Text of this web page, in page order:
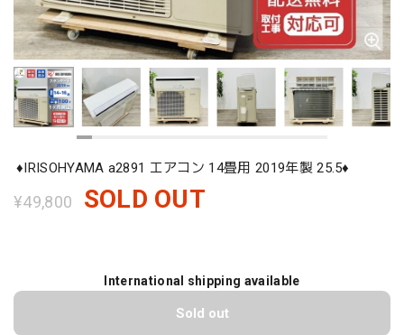
♦️IRISOHYAMA a2891 エアコン 14畳用 2019年製 25.5♦️
¥49,800 SOLD OUT
International shipping available
Sold out